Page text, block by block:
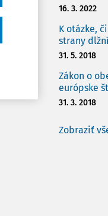
16. 3. 2022
K otázke,
strany
31. 5. 2018
Zákon o
európske
31. 3. 2018
Zobraziť